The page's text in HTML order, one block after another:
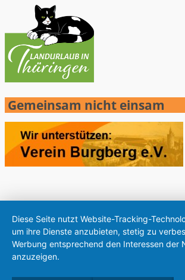
Gemeinsam nicht einsam
Diese Seite nutzt Website-Tracking-
um ihre Dienste anzubieten, stetig zu
Werbung entsprechend den Interessen der
anzuzeigen.